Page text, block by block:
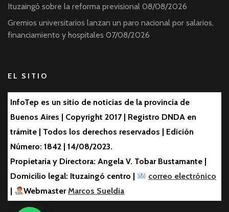
Ituzaingó sobre la reforma previsional 08/08/2026
Gremios universitarios lanzan un paro nacional por salarios,
financiamiento y hospitales 07/08/2026
EL SITIO
InfoTep es un sitio de noticias de la provincia de
Buenos Aires | Copyright 2017 | Registro DNDA en
trámite | Todos los derechos reservados | Edición
Número: 1842 | 14/08/2023.
Propietaria y Directora: Angela V. Tobar Bustamante |
Domicilio legal: Ituzaingó centro |
correo electrónico
|
WebmasterMarcos Sueldia